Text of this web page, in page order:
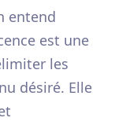
entend
est une
les
désiré. Elle